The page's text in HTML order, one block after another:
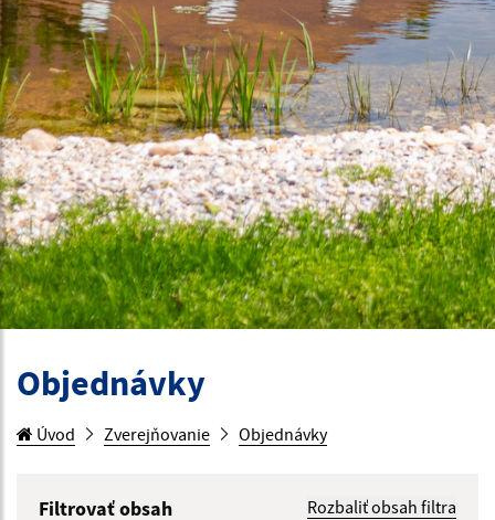
Objednávky
Úvod Zverejňovanie Objednávky
Filtrovať obsah
Rozbaliť obsah filtra